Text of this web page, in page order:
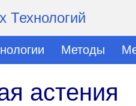
Технологий
Методы
астения